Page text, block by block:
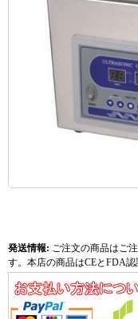
発送情報: ご注文の商品はご
す。本店の商品はCEとFDA